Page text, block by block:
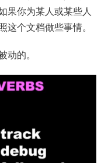
果你为某人或某些人
这个文档做些事情。
动的。